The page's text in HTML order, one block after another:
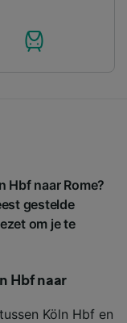
Hbf naar Rome?
gestelde
om je te
Hbf naar
Köln Hbf en